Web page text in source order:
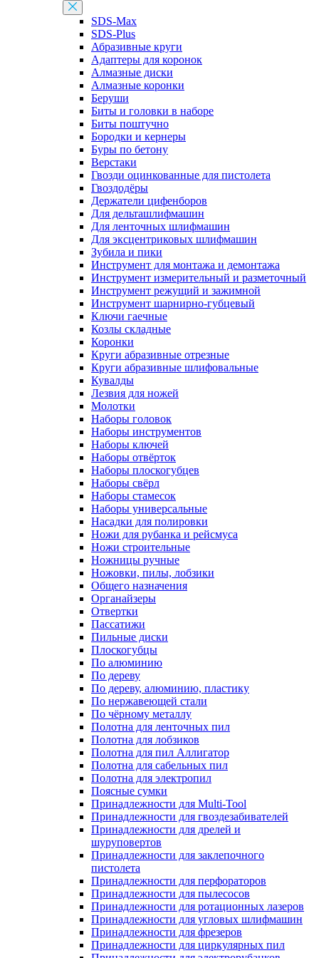
SDS-Max
SDS-Plus
Абразивные круги
Адаптеры для коронок
Алмазные диски
Алмазные коронки
Беруши
Биты и головки в наборе
Биты поштучно
Бородки и кернеры
Буры по бетону
Верстаки
Гвозди оцинкованные для пистолета
Гвоздодёры
Держатели цифенборов
Для дельташлифмашин
Для ленточных шлифмашин
Для эксцентриковых шлифмашин
Зубила и пики
Инструмент для монтажа и демонтажа
Инструмент измерительный и разметочный
Инструмент режущий и зажимной
Инструмент шарнирно-губцевый
Ключи гаечные
Козлы складные
Коронки
Круги абразивные отрезные
Круги абразивные шлифовальные
Кувалды
Лезвия для ножей
Молотки
Наборы головок
Наборы инструментов
Наборы ключей
Наборы отвёрток
Наборы плоскогубцев
Наборы свёрл
Наборы стамесок
Наборы универсальные
Насадки для полировки
Ножи для рубанка и рейсмуса
Ножи строительные
Ножницы ручные
Ножовки, пилы, лобзики
Общего назначения
Органайзеры
Отвертки
Пассатижи
Пильные диски
Плоскогубцы
По алюминию
По дереву
По дереву, алюминию, пластику
По нержавеющей стали
По чёрному металлу
Полотна для ленточных пил
Полотна для лобзиков
Полотна для пил Аллигатор
Полотна для сабельных пил
Полотна для электропил
Поясные сумки
Принадлежности для Multi-Tool
Принадлежности для гвоздезабивателей
Принадлежности для дрелей и
шуруповертов
Принадлежности для заклепочного
пистолета
Принадлежности для перфораторов
Принадлежности для пылесосов
Принадлежности для ротационных лазеров
Принадлежности для угловых шлифмашин
Принадлежности для фрезеров
Принадлежности для циркулярных пил